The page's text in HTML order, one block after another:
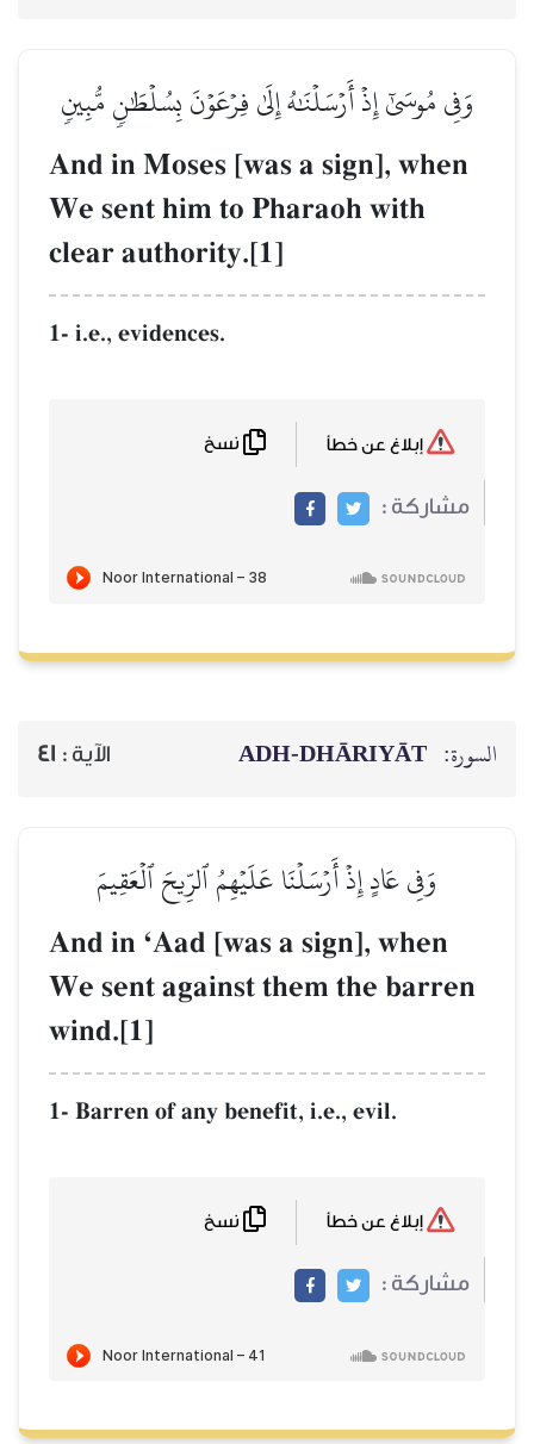
وَفِي مُوسَىٰٓ إِذۡ أَرۡسَلۡنَٰهُ إِلَىٰ فِرۡعَوۡنَ بِسُلۡطَٰنٖ مُّبِينٖ
And in Moses [was a sign], when
We sent him to Pharaoh with
clear authority.[1]
1- i.e., evidences.
مشاركة :
السورة: ADH-DHĀRIYĀT الآية : 41
وَفِي عَادٍ إِذۡ أَرۡسَلۡنَا عَلَيۡهِمُ ٱلرِّيحَ ٱلۡعَقِيمَ
And in ÔAad [was a sign], when
We sent against them the barren
wind.[1]
1- Barren of any benefit, i.e., evil.
مشاركة :